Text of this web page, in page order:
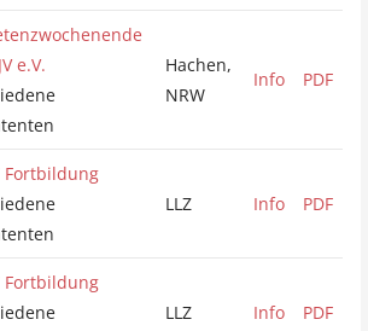
e.V.
Hachen,
NRW
Info PDF
Fortbildung
LLZ Info PDF
Fortbildung
LLZ Info PDF